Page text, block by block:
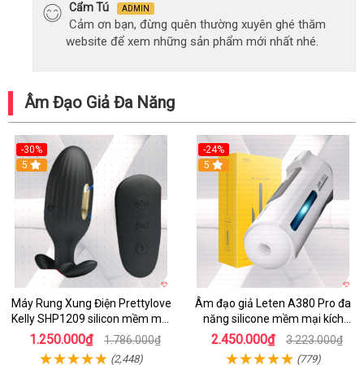
Cẩm Tú ADMIN
Cảm ơn bạn, đừng quên thường xuyên ghé thăm
website để xem những sản phẩm mới nhất nhé.
Âm Đạo Giả Đa Năng
-30%
5
Máy Rung Xung Điện Prettylove
Kelly SHP1209 silicon mềm mại
tiện lợi
1.250.000₫ 1.786.000₫
(2,448)
-24%
5
Âm đạo giả Leten A380 Pro đa
năng silicone mềm mại kích
thích mạnh mẽ
2.450.000₫ 3.223.000₫
(779)